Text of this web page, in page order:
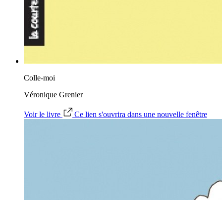
Colle-moi
Véronique Grenier
Voir le livre Ce lien s'ouvrira dans une nouvelle fenêtre